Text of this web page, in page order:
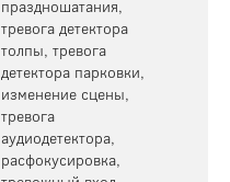
праздношатания,
тревога детектора
толпы, тревога
детектора парковки,
изменение сцены,
тревога
аудиодетектора,
расфокусировка,